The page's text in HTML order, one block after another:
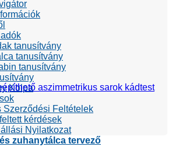
tanusítvány
tanusítvány
tanusítvány
Kolpa
Szerződési Feltételek
kérdések
Nyilatkozat
zuhanytálca tervező
aszimmetrikus sarok kádtest